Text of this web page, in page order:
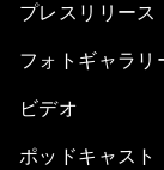
プレスリリース
フォトギャラリ
ビデオ
ポッドキャスト